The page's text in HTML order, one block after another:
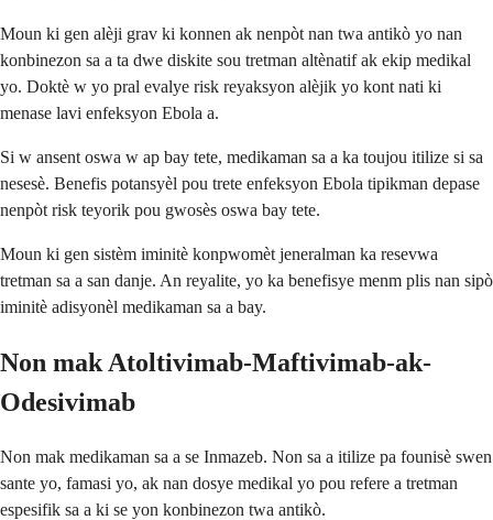
Moun ki gen alèji grav ki konnen ak nenpòt nan twa antikò yo nan
konbinezon sa a ta dwe diskite sou tretman altènatif ak ekip medikal
yo. Doktè w yo pral evalye risk reyaksyon alèjik yo kont nati ki
menase lavi enfeksyon Ebola a.
Si w ansent oswa w ap bay tete, medikaman sa a ka toujou itilize si sa
nesesè. Benefis potansyèl pou trete enfeksyon Ebola tipikman depase
nenpòt risk teyorik pou gwosès oswa bay tete.
Moun ki gen sistèm iminitè konpwomèt jeneralman ka resevwa
tretman sa a san danje. An reyalite, yo ka benefisye menm plis nan sipò
iminitè adisyonèl medikaman sa a bay.
Non mak Atoltivimab-Maftivimab-ak-
Odesivimab
Non mak medikaman sa a se Inmazeb. Non sa a itilize pa founisè swen
sante yo, famasi yo, ak nan dosye medikal yo pou refere a tretman
espesifik sa a ki se yon konbinezon twa antikò.